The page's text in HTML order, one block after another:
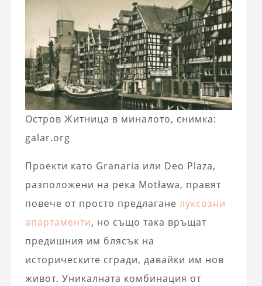
Остров Житница в миналото, снимка:
galar.org
Проекти като Granaria или Deo Plaza,
разположени на река Motława, правят
повече от просто предлагане луксозни
апартаменти, но също така връщат
предишния им блясък на
историческите сгради, давайки им нов
живот. Уникалната комбинация от